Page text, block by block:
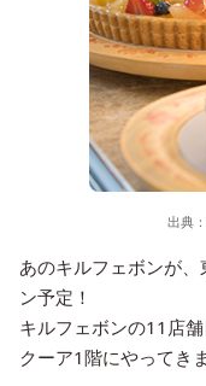
出典：
あのキルフェボンが
ン予定！
キルフェボンの11店
クーア1階にやってきま